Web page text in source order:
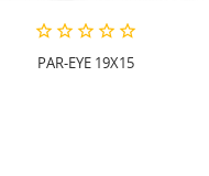
PAR-EYE 19X15